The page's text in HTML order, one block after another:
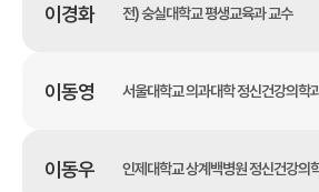
이경화 전) 숭실대학교 평생교육과 교수
이동영 서울대학교 의과대학 정신건강의학
이동우 인제대학교 상계백병원 정신건강의